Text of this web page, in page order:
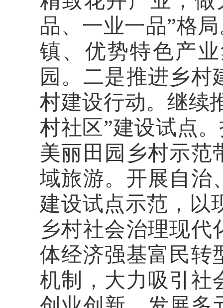
品、一业一品”格
镇、优势特色产
园。二是推进乡村
村建设行动。继续
村社区”建设试点
美丽田园乡村示范
域旅游。开展自治
建设试点示范，以
乡村社会治理现代
体经济强基富民转
机制，大力吸引社